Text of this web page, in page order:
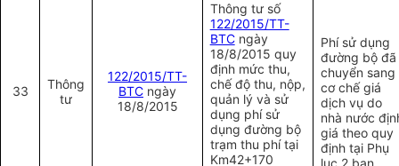
Phí sử dụng
đường bộ đã
chuyển sang
cơ chế giá
dịch vụ do
nhà nước
giá theo quy
định tại Phụ
lục 2 ban
33
Thông
tư
122/2015/TT-
BTC ngày
18/8/2015
Thông tư số
122/2015/TT-
BTCngày
18/8/2015 quy
định mức thu,
chế độ thu, nộp,
quản lý và sử
dụng phí sử
dụng đường bộ
trạm thu phí tại
Km42+170